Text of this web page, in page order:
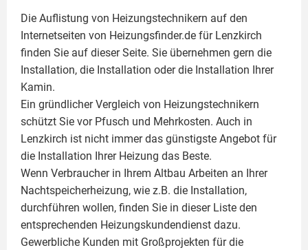
Die Auflistung von Heizungstechnikern auf den
Internetseiten von Heizungsfinder.de für Lenzkirch
finden Sie auf dieser Seite. Sie übernehmen gern die
Installation, die Installation oder die Installation Ihrer
Kamin.
Ein gründlicher Vergleich von Heizungstechnikern
schützt Sie vor Pfusch und Mehrkosten. Auch in
Lenzkirch ist nicht immer das günstigste Angebot für
die Installation Ihrer Heizung das Beste.
Wenn Verbraucher in Ihrem Altbau Arbeiten an Ihrer
Nachtspeicherheizung, wie z.B. die Installation,
durchführen wollen, finden Sie in dieser Liste den
entsprechenden Heizungskundendienst dazu.
Gewerbliche Kunden mit Großprojekten für die